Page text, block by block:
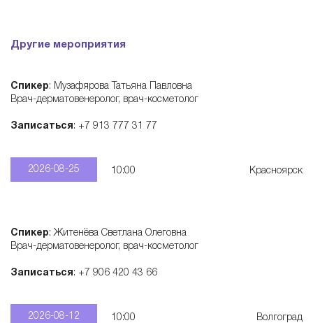
и
т
е
м
а
Другие мероприятия
Спикер: Музафярова Татьяна Павловна
Врач-дерматовенеролог, врач-косметолог
Записаться: +7 913 777 31 77
2026-08-25 10:00 Красноярск
Спикер: Житенёва Светлана Олеговна
Врач-дерматовенеролог, врач-косметолог
Записаться: +7 906 420 43 66
2026-08-12 10:00 Волгоград